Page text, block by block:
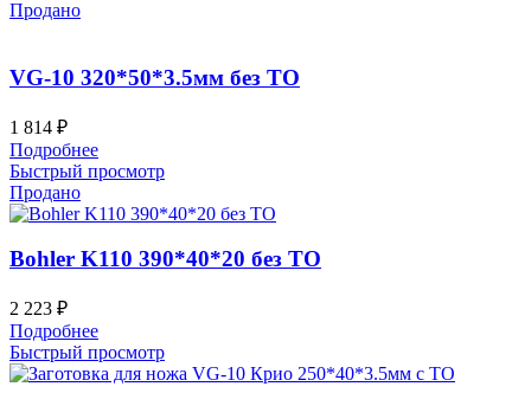
Продано
VG-10 320*50*3.5мм без ТО
1 814 ₽
Подробнее
Быстрый просмотр
Продано
Bohler K110 390*40*20 без ТО
2 223 ₽
Подробнее
Быстрый просмотр